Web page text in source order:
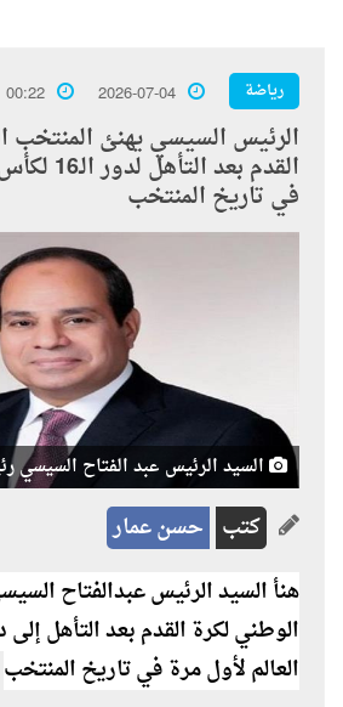
رياضة 2026-07-04
00:22
الرئيس السيسي يهنئ المنتخب
القدم بعد
في تاريخ المنتخب
السيد الرئيس عبد الفتاح السيسي
كتب حسن عمار
هنأ السيد الرئيس عبدالفتاح
العالم لأول مرة في تاريخ المنتخب